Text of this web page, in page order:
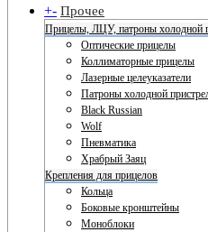
+- Прочее
Прицелы, ЛЦУ, патроны холодной
Оптические прицелы
Коллиматорные прицелы
Лазерные целеуказатели
Патроны холодной
Black Russian
Wolf
Пневматика
Храбрый Заяц
Крепления для прицелов
Кольца
Боковые кронштейны
Моноблоки